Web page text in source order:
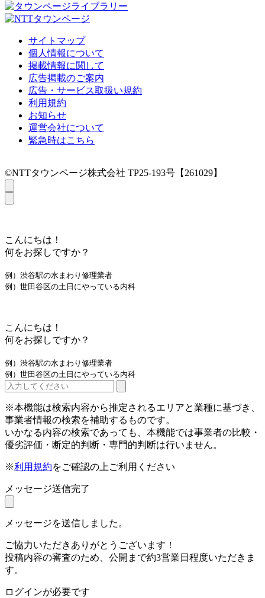
サイトマップ
個人情報について
掲載情報に関して
広告掲載のご案内
広告・サービス取扱い規約
利用規約
お知らせ
運営会社について
緊急時はこちら
©NTTタウンページ株式会社 TP25-193号【261029】
こんにちは！
何をお探しですか？
例）渋谷駅の水まわり修理業者
例）世田谷区の土日にやっている内科
こんにちは！
何をお探しですか？
例）渋谷駅の水まわり修理業者
例）世田谷区の土日にやっている内科
※本機能は検索内容から推定されるエリアと業種に基づき、
事業者情報の検索を補助するものです。
いかなる内容の検索であっても、本機能では事業者の比較・
優劣評価・断定的判断・専門的判断は行いません。
※利用規約をご確認の上ご利用ください
メッセージ送信完了
メッセージを送信しました。
ご協力いただきありがとうございます！
投稿内容の審査のため、公開まで約3営業日程度いただきま
す。
ログインが必要です